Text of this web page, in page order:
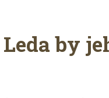
by